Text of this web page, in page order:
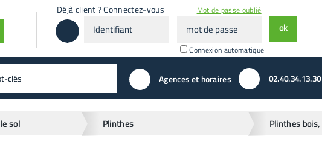
Déjà client ? Connectez-vous
passeConnexion automatique
Mot de passe oublié
ok
valider Agences et horaires 02.40.34.13.30
sol Plinthes